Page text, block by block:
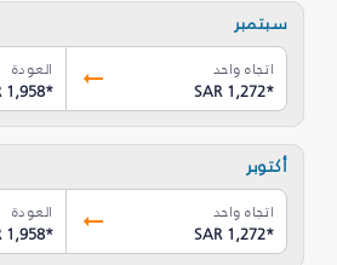
سبتمبر
اتجاه واحد
SAR 1,272*
العودة
1,958*
أكتوبر
اتجاه واحد
SAR 1,272*
العودة
1,958*